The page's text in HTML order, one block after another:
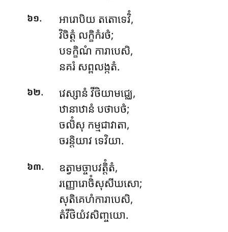
៦១.
អារោបិយ តតោទេវិំ,
វិចិត្តំ លក្ខិកំរថំ;
បទក្ខិណំ ការាបេសិ,
នគរំ សព្ពលង្កតំ.
៦២. វេស្សានំវីថិយាមជ្ឈេ,
ឋានាឋានំ បថាបថំ;
ចលិំសុ កម្មជាវាតា,
ចរន្តិយាវ ទេវិយា.
៦៣.
ឧត្វាមច្ចាបវត្តិំតំ,
រញ្ញោរោចិំសុសីឃសោ;
សុតិគេហំការាបេសិ,
តំវីថិយំវសិញ្ចយោ.